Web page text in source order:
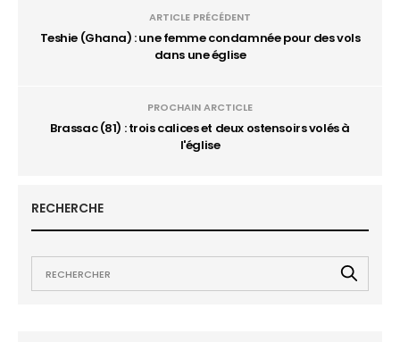
ARTICLE PRÉCÉDENT
Teshie (Ghana) : une femme condamnée pour des vols
dans une église
PROCHAIN ARCTICLE
Brassac (81) : trois calices et deux ostensoirs volés à
l'église
RECHERCHE